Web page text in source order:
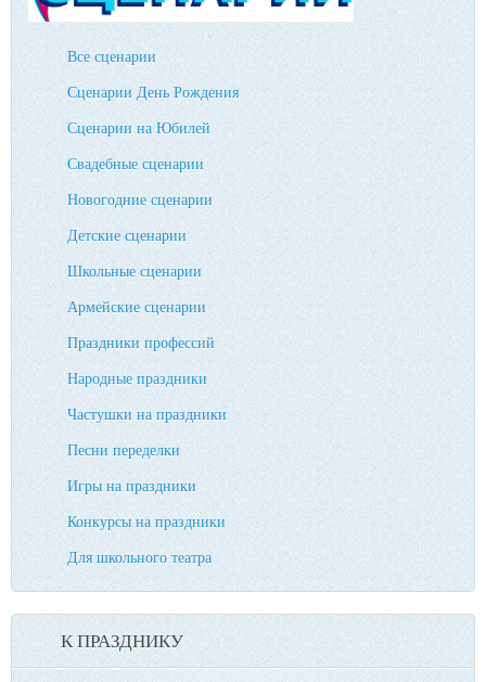
Все сценарии
Сценарии День Рождения
Сценарии на Юбилей
Свадебные сценарии
Новогодние сценарии
Детские сценарии
Школьные сценарии
Армейские сценарии
Праздники профессий
Народные праздники
Частушки на праздники
Песни переделки
Игры на праздники
Конкурсы на праздники
Для школьного театра
К ПРАЗДНИКУ